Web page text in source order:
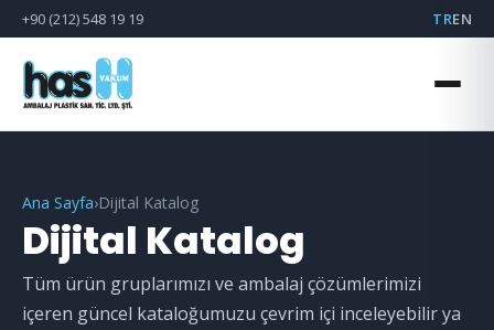
+90 (212) 548 19 19 TREN
Ana Sayfa›Dijital Katalog
Dijital Katalog
Tüm ürün gruplarımızı ve ambalaj çözümlerimizi
içeren güncel kataloğumuzu çevrim içi inceleyebilir ya